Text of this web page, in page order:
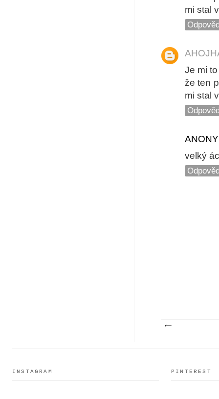
mi stal
Je mi
že ten
mi stal
velký
INSTAGRAM PINTEREST